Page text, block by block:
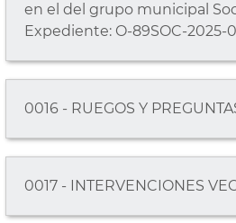
en el del grupo municipal
Expediente: O-89SOC-2025-
0016 - RUEGOS Y
0017 - INTERVENCIONES